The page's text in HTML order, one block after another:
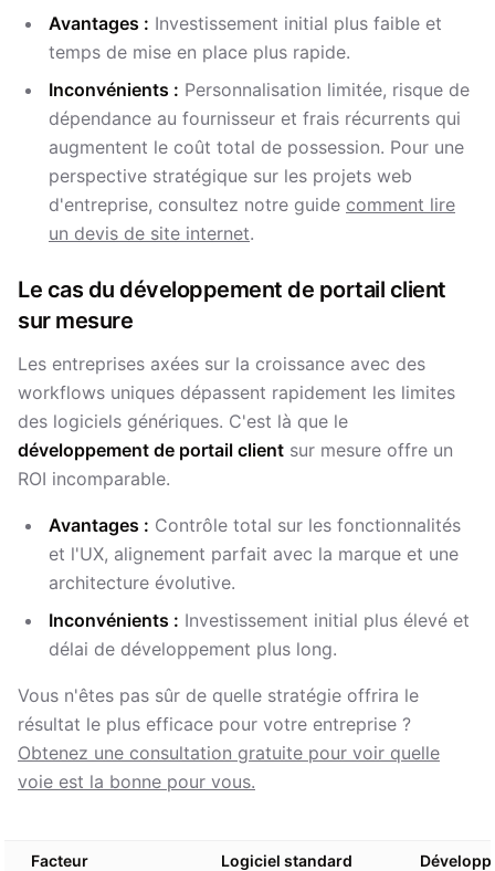
Avantages : Investissement initial plus faible et
temps de mise en place plus rapide.
Inconvénients : Personnalisation limitée, risque de
dépendance au fournisseur et frais récurrents qui
augmentent le coût total de possession. Pour une
perspective stratégique sur les projets web
d'entreprise, consultez notre guide comment lire
un devis de site internet.
Le cas du développement de portail client
sur mesure
Les entreprises axées sur la croissance avec des
workflows uniques dépassent rapidement les limites
des logiciels génériques. C'est là que le
développement de portail client sur mesure offre un
ROI incomparable.
Avantages : Contrôle total sur les fonctionnalités
et l'UX, alignement parfait avec la marque et une
architecture évolutive.
Inconvénients : Investissement initial plus élevé et
délai de développement plus long.
Vous n'êtes pas sûr de quelle stratégie offrira le
résultat le plus efficace pour votre entreprise ?
Obtenez une consultation gratuite pour voir quelle
voie est la bonne pour vous.
Facteur Logiciel standard